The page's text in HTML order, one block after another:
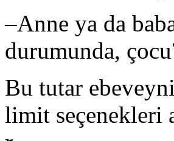
–Anne ya da
durumunda,
Bu tutar
limit seçenekleri